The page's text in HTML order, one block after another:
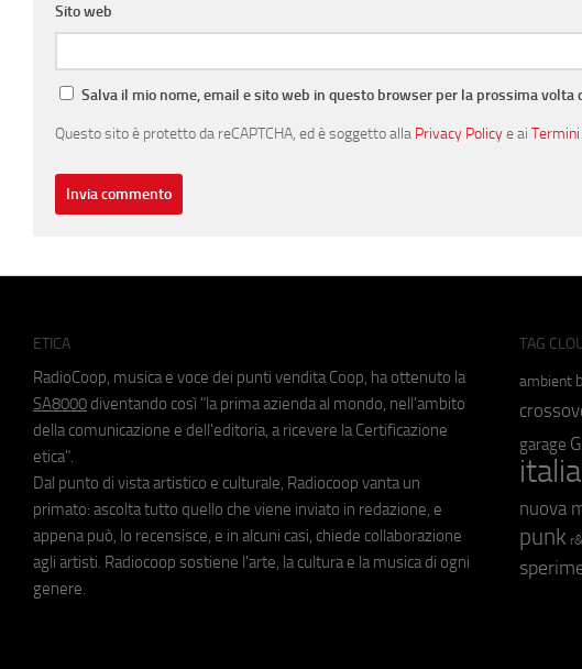
Sito web
Salva il mio nome, email e sito web in questo browser per la prossima volta
Questo sito è protetto da reCAPTCHA, ed è soggetto alla Privacy Policye ai
ETICA
RadioCoop, musica e voce dei punti vendita Coop, ha ottenuto la
SA8000 diventando così "la prima azienda al mondo, nell'ambito
della comunicazione e dell'editoria, a ricevere la Certificazione
etica".
Dal punto di vista artistico e culturale, Radiocoop vanta un
primato: ascolta tutto quello che viene inviato in redazione, e
appena può, lo recensisce, e in alcuni casi, chiede collaborazione
agli artisti. Radiocoop sostiene l'arte, la cultura e la musica di ogni
genere.
TAG
ambient
garage
nuova
punk